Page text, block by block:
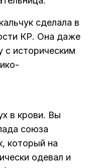
сделала в
КР. Она даже
с историческим
в крови. Вы
союза
который на
одевал и